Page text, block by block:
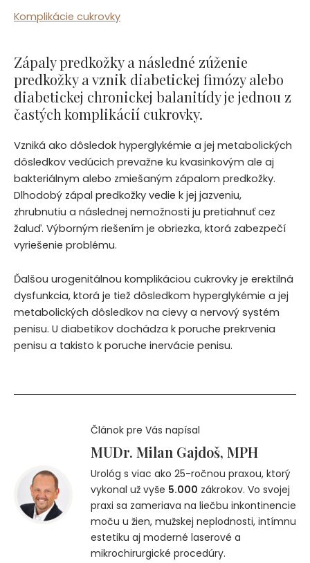
Komplikácie cukrovky
Zápaly predkožky a následné zúženie
predkožky a vznik diabetickej fimózy alebo
diabetickej chronickej balanitídy je jednou z
častých komplikácií cukrovky.
Vzniká ako dôsledok hyperglykémie a jej metabolických
dôsledkov vedúcich prevažne ku kvasinkovým ale aj
bakteriálnym alebo zmiešaným zápalom predkožky.
Dlhodobý zápal predkožky vedie k jej jazveniu,
zhrubnutiu a následnej nemožnosti ju pretiahnuť cez
žaluď. Výborným riešením je obriezka, ktorá zabezpečí
vyriešenie problému.
Ďalšou urogenitálnou komplikáciou cukrovky je erektilná
dysfunkcia, ktorá je tiež dôsledkom hyperglykémie a jej
metabolických dôsledkov na cievy a nervový systém
penisu. U diabetikov dochádza k poruche prekrvenia
penisu a takisto k poruche inervácie penisu.
Článok pre Vás napísal
MUDr. Milan Gajdoš, MPH
Urológ s viac ako 25-ročnou praxou, ktorý
vykonal už vyše 5.000 zákrokov. Vo svojej
praxi sa zameriava na liečbu inkontinencie
moču u žien, mužskej neplodnosti, intímnu
estetiku aj moderné laserové a
mikrochirurgické procedúry.